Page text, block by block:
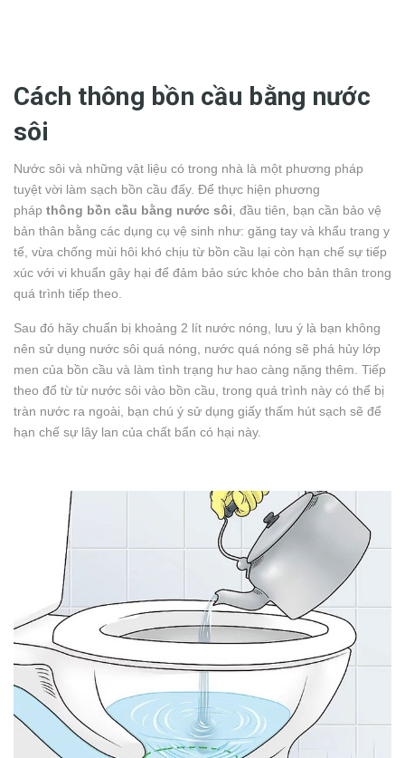
Cách thông bồn cầu bằng nước
sôi
Nước sôi và những vật liệu có trong nhà là một phương pháp
tuyệt vời làm sạch bồn cầu đấy. Để thực hiện phương
pháp thông bồn cầu bằng nước sôi, đầu tiên, bạn cần bảo vệ
bản thân bằng các dụng cụ vệ sinh như: găng tay và khẩu trang y
tế, vừa chống mùi hôi khó chịu từ bồn cầu lại còn hạn chế sự tiếp
xúc với vi khuẩn gây hại để đảm bảo sức khỏe cho bản thân trong
quá trình tiếp theo.
Sau đó hãy chuẩn bị khoảng 2 lít nước nóng, lưu ý là bạn không
nên sử dụng nước sôi quá nóng, nước quá nóng sẽ phá hủy lớp
men của bồn cầu và làm tình trạng hư hao càng nặng thêm. Tiếp
theo đổ từ từ nước sôi vào bồn cầu, trong quá trình này có thể bị
tràn nước ra ngoài, bạn chú ý sử dụng giấy thấm hút sạch sẽ để
hạn chế sự lây lan của chất bẩn có hại này.